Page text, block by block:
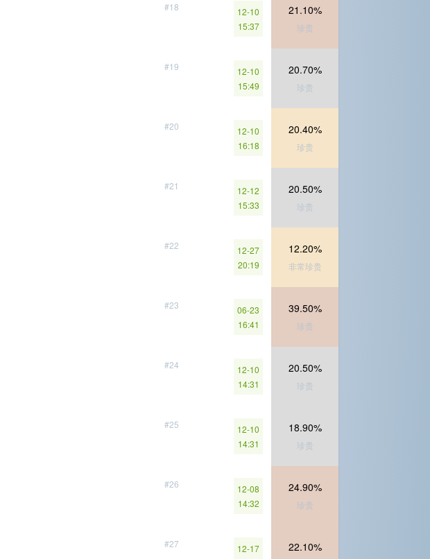
#18
12-10
15:37
21.10%
珍贵
#19
12-10
15:49
20.70%
珍贵
#20
12-10
16:18
20.40%
珍贵
#21
12-12
15:33
20.50%
珍贵
#22
12-27
20:19
12.20%
非常珍贵
#23
06-23
16:41
39.50%
珍贵
#24
12-10
14:31
20.50%
珍贵
#25
12-10
14:31
18.90%
珍贵
#26
12-08
14:32
24.90%
珍贵
#27
12-17
22.10%